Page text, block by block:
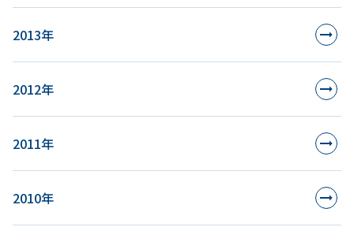
2013年
2012年
2011年
2010年